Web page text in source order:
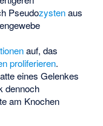
Pseudozystenaus
auf, das
proliferieren.
eines Gelenkes
dennoch
am Knochen